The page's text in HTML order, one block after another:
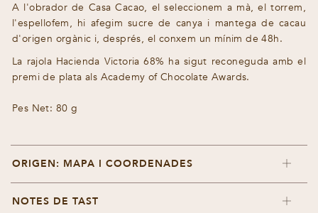
A l'obrador de Casa Cacao, el seleccionem a mà, el torrem,
l'espellofem, hi afegim sucre de canya i mantega de cacau
d'origen orgànic i, després, el conxem un mínim de 48h.
La rajola Hacienda Victoria 68% ha sigut reconeguda amb el
premi de plata als Academy of Chocolate Awards.
Pes Net: 80 g
ORIGEN: MAPA I COORDENADES
NOTES DE TAST